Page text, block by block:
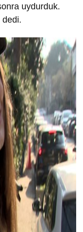
uydurduk.
dedi.